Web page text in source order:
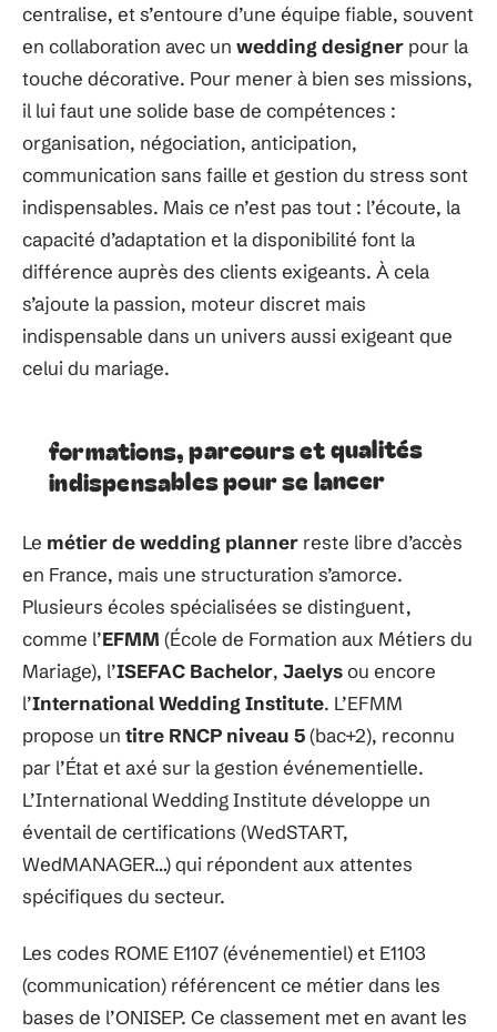
centralise, et s’entoure d’une équipe fiable, souvent
en collaboration avec un wedding designer pour la
touche décorative. Pour mener à bien ses missions,
il lui faut une solide base de compétences :
organisation, négociation, anticipation,
communication sans faille et gestion du stress sont
indispensables. Mais ce n’est pas tout : l’écoute, la
capacité d’adaptation et la disponibilité font la
différence auprès des clients exigeants. À cela
s’ajoute la passion, moteur discret mais
indispensable dans un univers aussi exigeant que
celui du mariage.
formations, parcours et qualités
indispensables pour se lancer
Le métier de wedding planner reste libre d’accès
en France, mais une structuration s’amorce.
Plusieurs écoles spécialisées se distinguent,
comme l’EFMM (École de Formation aux Métiers du
Mariage), l’ISEFAC Bachelor, Jaelysou encore
l’International Wedding Institute. L’EFMM
propose un titre RNCP niveau 5(bac+2), reconnu
par l’État et axé sur la gestion événementielle.
L’International Wedding Institute développe un
éventail de certifications (WedSTART,
WedMANAGER…) qui répondent aux attentes
spécifiques du secteur.
Les codes ROME E1107 (événementiel) et E1103
(communication) référencent ce métier dans les
bases de l’ONISEP. Ce classement met en avant les